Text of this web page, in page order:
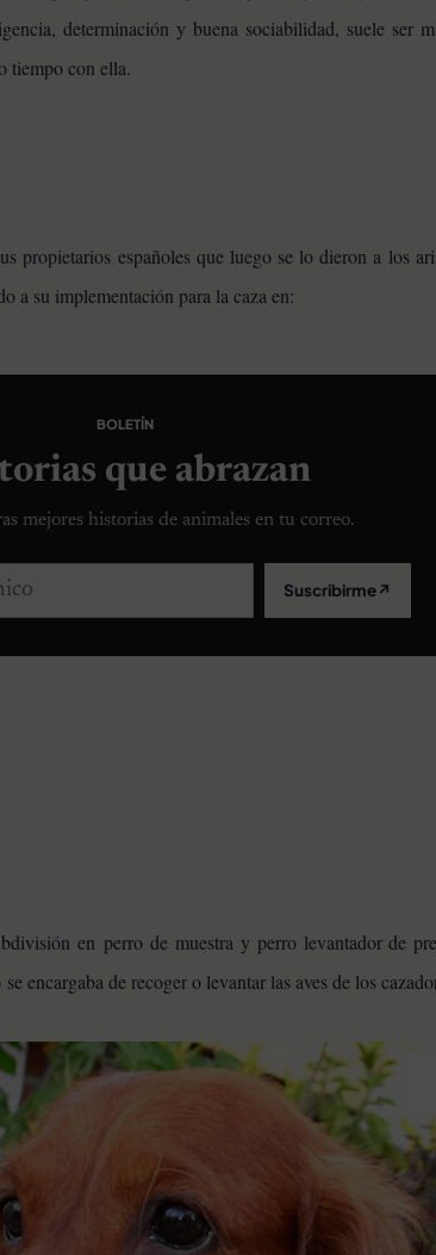
determinación y buena sociabilidad, suele ser
tiempo con ella.
propietarios españoles que luego se lo dieron a los
a su implementación para la caza en:
BOLETÍN
que abrazan
mejores historias de animales en tu correo.
Suscribirme↗
en perro de muestra y perro levantador de
encargaba de recoger o levantar las aves de los